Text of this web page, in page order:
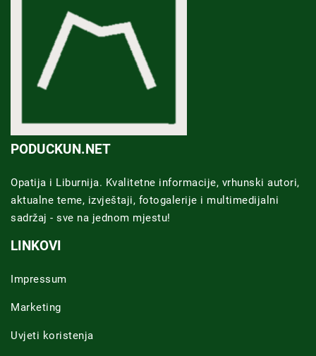
PODUCKUN.NET
Opatija i Liburnija. Kvalitetne informacije, vrhunski autori,
aktualne teme, izvještaji, fotogalerije i multimedijalni
sadržaj - sve na jednom mjestu!
LINKOVI
Impressum
Marketing
Uvjeti koristenja